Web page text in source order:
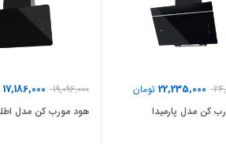
22,235,000 تومان
کن مدل پارمیدا
19,096,000
17,186,000
هود مورب کن مدل